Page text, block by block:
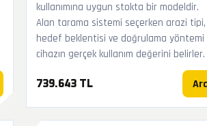
kullanımına uygun stokta bir modeldir.
Alan tarama sistemi seçerken arazi tipi,
hedef beklentisi ve doğrulama yöntemi
cihazın gerçek kullanım değerini belirler.
739.643 TL